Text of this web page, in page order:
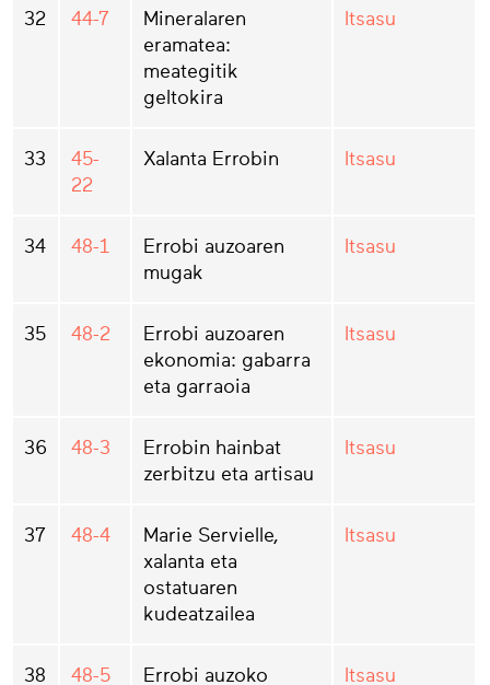
32 44-7
Mineralaren
eramatea:
meategitik
geltokira
Itsasu
33
45-
22
Xalanta Errobin Itsasu
34 48-1
Errobi auzoaren
mugak
Itsasu
35 48-2
Errobi auzoaren
ekonomia: gabarra
eta garraoia
Itsasu
36 48-3
Errobin hainbat
zerbitzu eta artisau
Itsasu
37 48-4
Marie Servielle,
xalanta eta
ostatuaren
kudeatzailea
Itsasu
38 48-5
Errobi auzoko
Itsasu